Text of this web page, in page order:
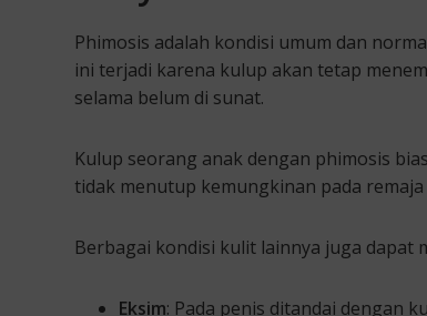
Phimosis adalah kondisi umum dan
ini terjadi karena kulup akan tetap
selama belum di sunat.
Kulup seorang anak dengan phimosis
tidak menutup kemungkinan pada
Berbagai kondisi kulit lainnya juga
Eksim: Pada penis ditandai dengan